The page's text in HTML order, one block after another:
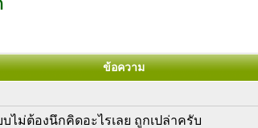
ข้อความ
ไม่ต้องนึกคิดอะไรเลย ถูกเปล่าครับ